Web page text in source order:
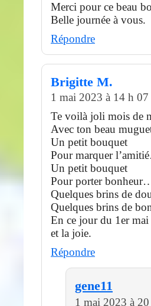
Merci pour ce beau
Belle journée à vous.
Répondre
Brigitte M.
1 mai 2023 à 14 h
Te voilà joli mois de
Avec ton beau
Un petit bouquet
Pour marquer
Un petit bouquet
Pour porter
Quelques brins de
Quelques brins de
En ce jour du 1er
et la joie.
Répondre
gene11
1 mai 2023 à